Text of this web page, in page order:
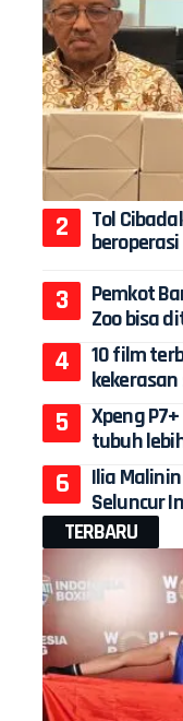
Tol
Pemkot
Zoo bisa
10 film
Xpeng
tubuh
Ilia
Seluncur
TERBARU